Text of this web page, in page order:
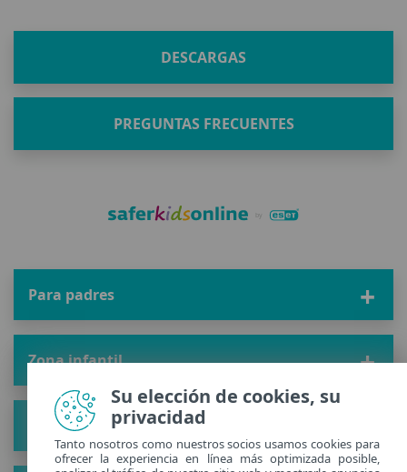
DESCARGAS
PREGUNTAS FRECUENTES
Para padres
Zona infantil
Solución
Su elección de cookies, su
privacidad
Tanto nosotros como nuestros socios usamos cookies para
ofrecer la experiencia en línea más optimizada posible,